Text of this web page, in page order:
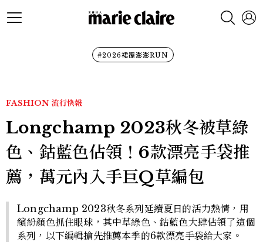
#2026裙襬澎澎RUN
FASHION 流行快報
Longchamp 2023秋冬被草綠
色、鈷藍色佔領！6款漂亮手袋推
薦，萬元內入手巨Q草編包
Longchamp 2023秋冬系列延續夏日的活力熱情，用
繽紛顏色抓住眼球，其中草綠色、鈷藍色大肆佔領了這個
系列，以下編輯搶先推薦本季的6款漂亮手袋給大家。